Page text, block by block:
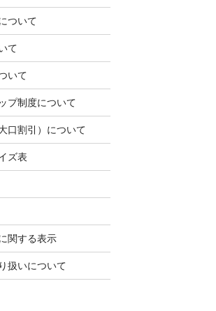
ついて
て
いて
プ制度について
口割引）について
ズ表
関する表示
扱いについて